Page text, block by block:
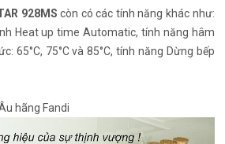
928MS còn có các tính năng khác như:
Heat up time Automatic, tính năng hâm
65°C, 75°C và 85°C, tính năng Dừng bếp
hãng Fandi